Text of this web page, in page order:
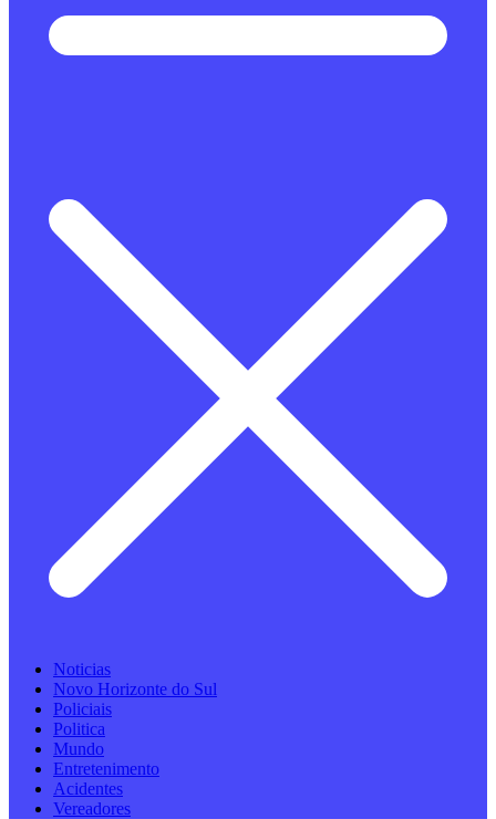
Noticias
Novo Horizonte do Sul
Policiais
Politica
Mundo
Entretenimento
Acidentes
Vereadores